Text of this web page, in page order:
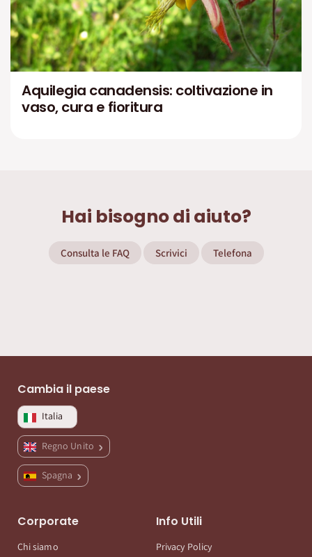
Aquilegia canadensis: coltivazione in
vaso, cura e fioritura
Hai bisogno di aiuto?
Consulta le FAQ Scrivici Telefona
Cambia il paese
Italia
Regno Unito
Spagna
Corporate
Chi siamo
Info Utili
Privacy Policy